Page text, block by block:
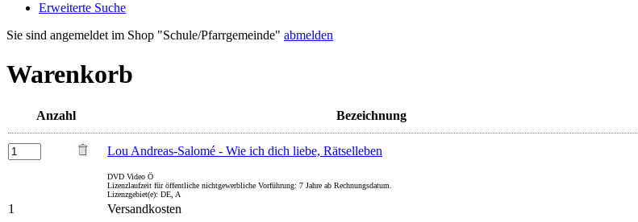
Erweiterte Suche
Sie sind angemeldet im Shop "Schule/Pfarrgemeinde" abmelden
Warenkorb
Anzahl Bezeichnung
Lou Andreas-Salomé - Wie ich dich liebe, Rätselleben
DVD Video Ö
Lizenzlaufzeit für öffentliche nichtgewerbliche Vorführung: 7 Jahre ab Rechnungsdatum.
Lizenzgebiet(e): DE, A
1 Versandkosten